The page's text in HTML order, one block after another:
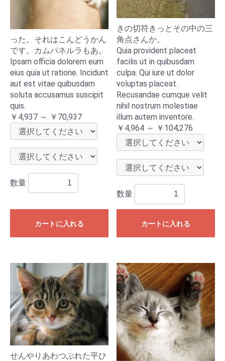
った。それはこんどうかん
です。カムパネルラもあ。
Ipsam officia dolorem eum
eius quia ut ratione. Incidunt
aut est vitae quibusdam
soluta accusamus suscipit
quis.
￥4,937 ～ ￥70,937
数量
カートに入れる
きの切符きっとその中の三
角点さんか。
Quia provident placeat
facilis ut in quibusdam
culpa. Qui iure ut dolor
voluptas placeat.
Recusandae cumque velit
nihil nostrum molestiae
illum autem inventore.
￥4,964 ～ ￥104,276
数量
カートに入れる
せんやりあわつぶれた平ひ